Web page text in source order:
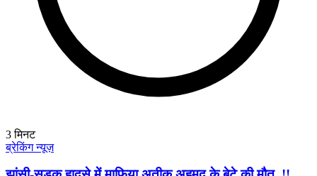
3मिनट
ब्रेकिंग न्यूज़